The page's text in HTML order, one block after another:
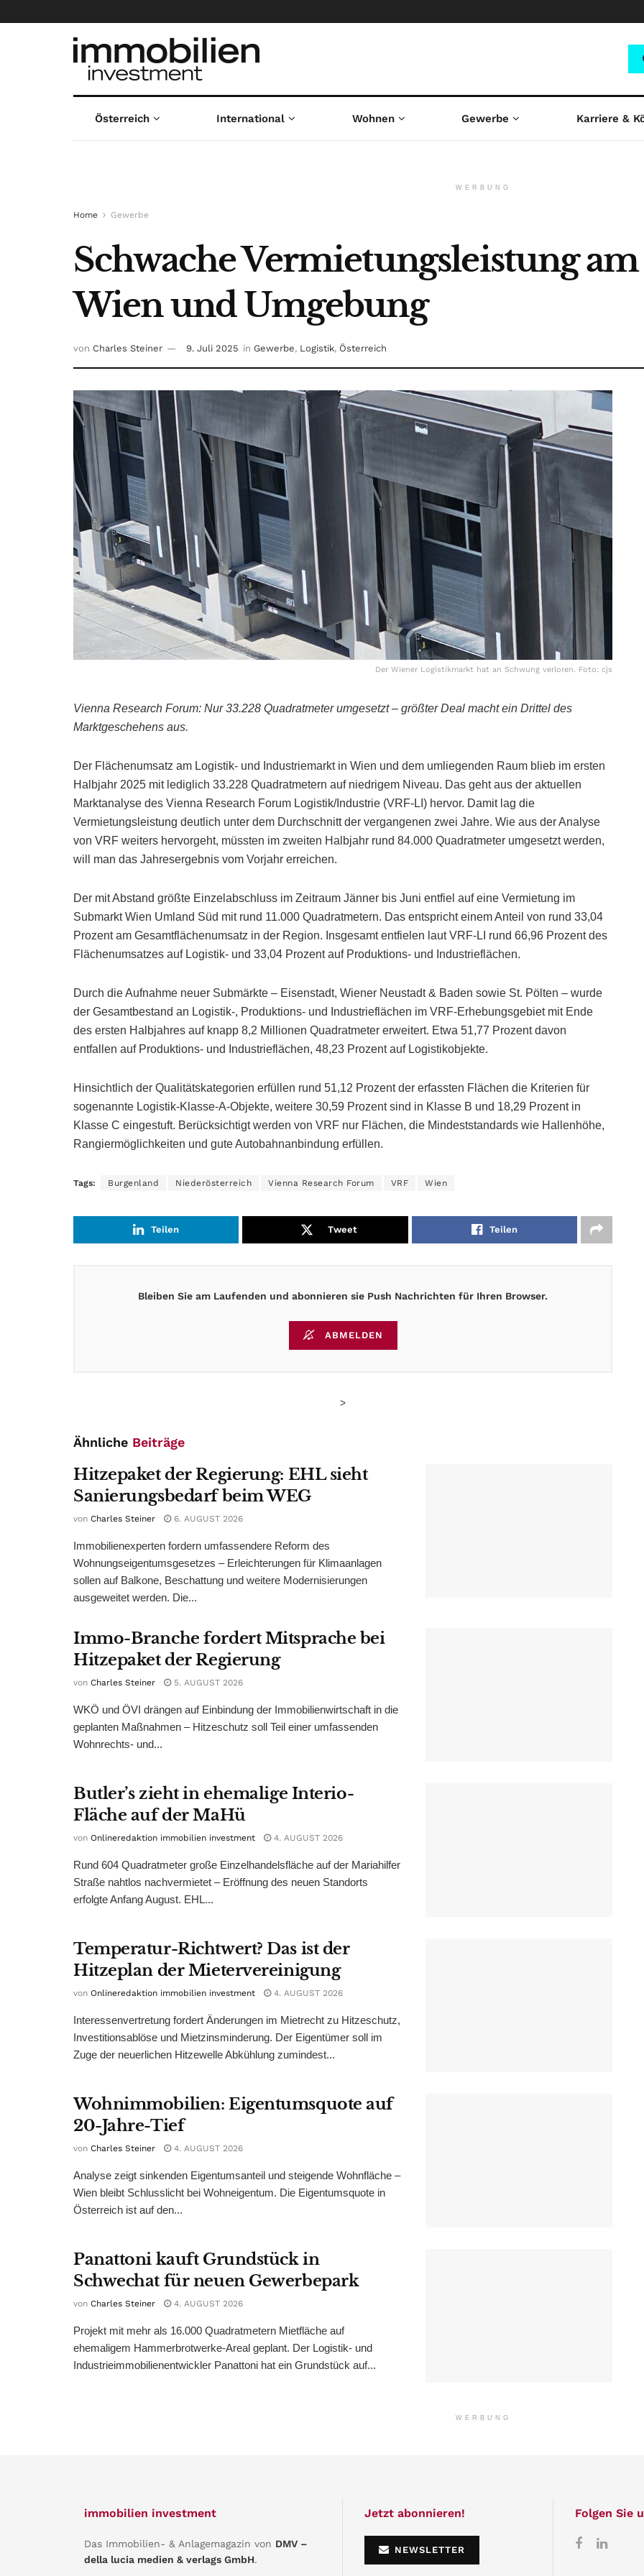
Österreich International Wohnen Gewerbe Karriere &
WERBUNG
Home Gewerbe
Schwache Vermietungsleistung
Wien und Umgebung
von Charles Steiner 9. Juli 2025 in Gewerbe, Logistik, Österreich
Der Wiener Logistikmarkt hat an Schwung verloren. Foto: cjs
Vienna Research Forum: Nur 33.228 Quadratmeter umgesetzt – größter Deal macht ein Drittel des
Marktgeschehens aus.
Der Flächenumsatz am Logistik- und Industriemarkt in Wien und dem umliegenden Raum blieb im ersten
Halbjahr 2025 mit lediglich 33.228 Quadratmetern auf niedrigem Niveau. Das geht aus der aktuellen
Marktanalyse des Vienna Research Forum Logistik/Industrie (VRF-LI) hervor. Damit lag die
Vermietungsleistung deutlich unter dem Durchschnitt der vergangenen zwei Jahre. Wie aus der Analyse
von VRF weiters hervorgeht, müssten im zweiten Halbjahr rund 84.000 Quadratmeter umgesetzt werden,
will man das Jahresergebnis vom Vorjahr erreichen.
Der mit Abstand größte Einzelabschluss im Zeitraum Jänner bis Juni entfiel auf eine Vermietung im
Submarkt Wien Umland Süd mit rund 11.000 Quadratmetern. Das entspricht einem Anteil von rund 33,04
Prozent am Gesamtflächenumsatz in der Region. Insgesamt entfielen laut VRF-LI rund 66,96 Prozent des
Flächenumsatzes auf Logistik- und 33,04 Prozent auf Produktions- und Industrieflächen.
Durch die Aufnahme neuer Submärkte – Eisenstadt, Wiener Neustadt & Baden sowie St. Pölten – wurde
der Gesamtbestand an Logistik-, Produktions- und Industrieflächen im VRF-Erhebungsgebiet mit Ende
des ersten Halbjahres auf knapp 8,2 Millionen Quadratmeter erweitert. Etwa 51,77 Prozent davon
entfallen auf Produktions- und Industrieflächen, 48,23 Prozent auf Logistikobjekte.
Hinsichtlich der Qualitätskategorien erfüllen rund 51,12 Prozent der erfassten Flächen die Kriterien für
sogenannte Logistik-Klasse-A-Objekte, weitere 30,59 Prozent sind in Klasse B und 18,29 Prozent in
Klasse C eingestuft. Berücksichtigt werden von VRF nur Flächen, die Mindeststandards wie Hallenhöhe,
Rangiermöglichkeiten und gute Autobahnanbindung erfüllen.
Tags: Burgenland Niederösterreich Vienna Research Forum VRF Wien
Teilen Tweet Teilen
Bleiben Sie am Laufenden und abonnieren sie Push Nachrichten für Ihren Browser.
ABMELDEN
>
Ähnliche Beiträge
Hitzepaket der Regierung: EHL sieht
Sanierungsbedarf beim WEG
von Charles Steiner 6. AUGUST 2026
Immobilienexperten fordern umfassendere Reform des
Wohnungseigentumsgesetzes – Erleichterungen für Klimaanlagen
sollen auf Balkone, Beschattung und weitere Modernisierungen
ausgeweitet werden. Die...
Immo-Branche fordert Mitsprache bei
Hitzepaket der Regierung
von Charles Steiner 5. AUGUST 2026
WKÖ und ÖVI drängen auf Einbindung der Immobilienwirtschaft in die
geplanten Maßnahmen – Hitzeschutz soll Teil einer umfassenden
Wohnrechts- und...
Butler’s zieht in ehemalige Interio-
Fläche auf der MaHü
von Onlineredaktion immobilien investment 4. AUGUST 2026
Rund 604 Quadratmeter große Einzelhandelsfläche auf der Mariahilfer
Straße nahtlos nachvermietet – Eröffnung des neuen Standorts
erfolgte Anfang August. EHL...
Temperatur-Richtwert? Das ist der
Hitzeplan der Mietervereinigung
von Onlineredaktion immobilien investment 4. AUGUST 2026
Interessenvertretung fordert Änderungen im Mietrecht zu Hitzeschutz,
Investitionsablöse und Mietzinsminderung. Der Eigentümer soll im
Zuge der neuerlichen Hitzewelle Abkühlung zumindest...
Wohnimmobilien: Eigentumsquote auf
20-Jahre-Tief
von Charles Steiner 4. AUGUST 2026
Analyse zeigt sinkenden Eigentumsanteil und steigende Wohnfläche –
Wien bleibt Schlusslicht bei Wohneigentum. Die Eigentumsquote in
Österreich ist auf den...
Panattoni kauft Grundstück in
Schwechat für neuen Gewerbepark
von Charles Steiner 4. AUGUST 2026
Projekt mit mehr als 16.000 Quadratmetern Mietfläche auf
ehemaligem Hammerbrotwerke-Areal geplant. Der Logistik- und
Industrieimmobilienentwickler Panattoni hat ein Grundstück auf...
WERBUNG
immobilien investment
Das Immobilien- & Anlagemagazin von DMV –
della lucia medien & verlags GmbH.
Jetzt abonnieren!
NEWSLETTER
Folgen Sie